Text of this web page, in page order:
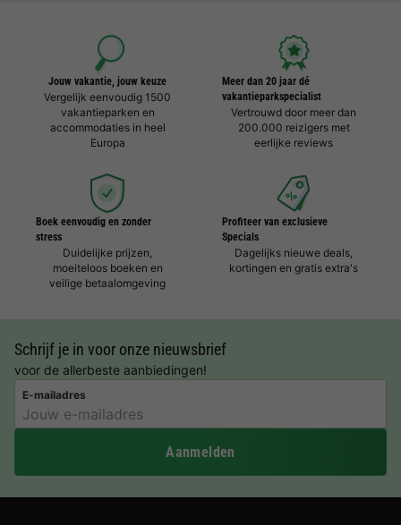
Jouw vakantie, jouw keuze
Vergelijk eenvoudig 1500
vakantieparken en
accommodaties in heel
Europa
Meer dan 20 jaar dé
vakantieparkspecialist
Vertrouwd door meer dan
200.000 reizigers met
eerlijke reviews
Boek eenvoudig en zonder
stress
Duidelijke prijzen,
moeiteloos boeken en
veilige betaalomgeving
Profiteer van exclusieve
Specials
Dagelijks nieuwe deals,
kortingen en gratis extra's
Schrijf je in voor onze nieuwsbrief
voor de allerbeste aanbiedingen!
E-mailadres
Aanmelden